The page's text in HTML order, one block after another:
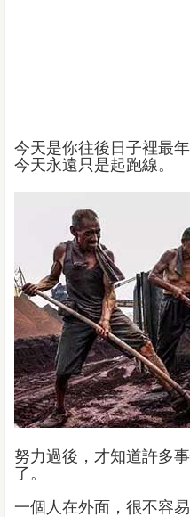
今天是你往後日子裡最
今天永遠只是起跑線。
努力過後，才知道許多
了。
一個人在外面，很不容